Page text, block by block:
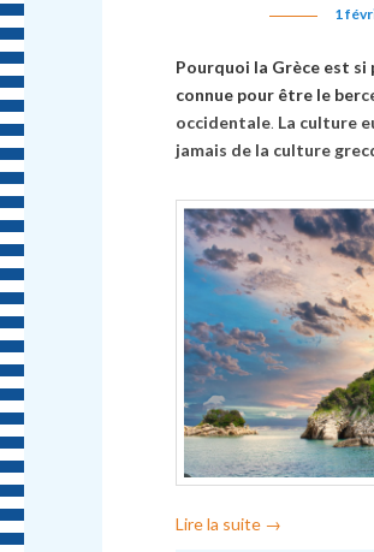
1
Pourquoi la Grèce est si
connue pour être le ber
occidentale. La culture
jamais de la culture
Lire la suite →